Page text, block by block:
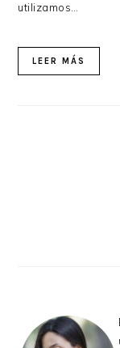
utilizamos…
LEER MÁS